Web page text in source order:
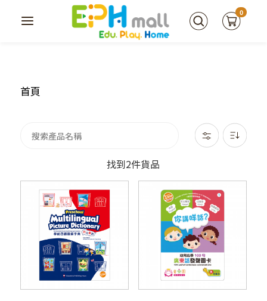
0
首頁
找到2件貨品